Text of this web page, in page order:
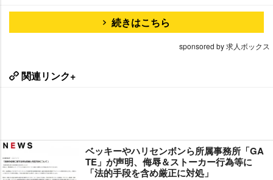
続きはこちら
sponsored by 求人ボックス
関連リンク+
ベッキーやハリセンボンら所属事務所「GA
TE」が声明、侮辱＆ストーカー行為等に
「法的手段を含め厳正に対処」